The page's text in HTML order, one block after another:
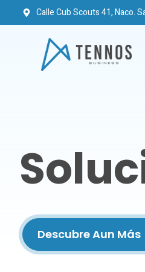
Calle Cub Scouts 41, Naco.
Descubre Aun Más